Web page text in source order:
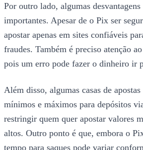
Por outro lado, algumas desvantagens
importantes. Apesar de o Pix ser
apostar apenas em sites confiáveis
fraudes. Também é preciso atenção
pois um erro pode fazer o dinheiro ir
Além disso, algumas casas de
mínimos e máximos para depósitos
restringir quem quer apostar valores
altos. Outro ponto é que, embora o
tempo para saques pode variar